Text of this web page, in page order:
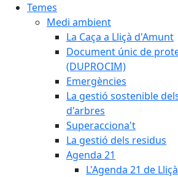
Temes
Medi ambient
La Caça a Lliçà d'Amunt
Document únic de
(DUPROCIM)
Emergències
La gestió sostenible
d'arbres
Superacciona't
La gestió dels residus
Agenda 21
L'Agenda 21 de